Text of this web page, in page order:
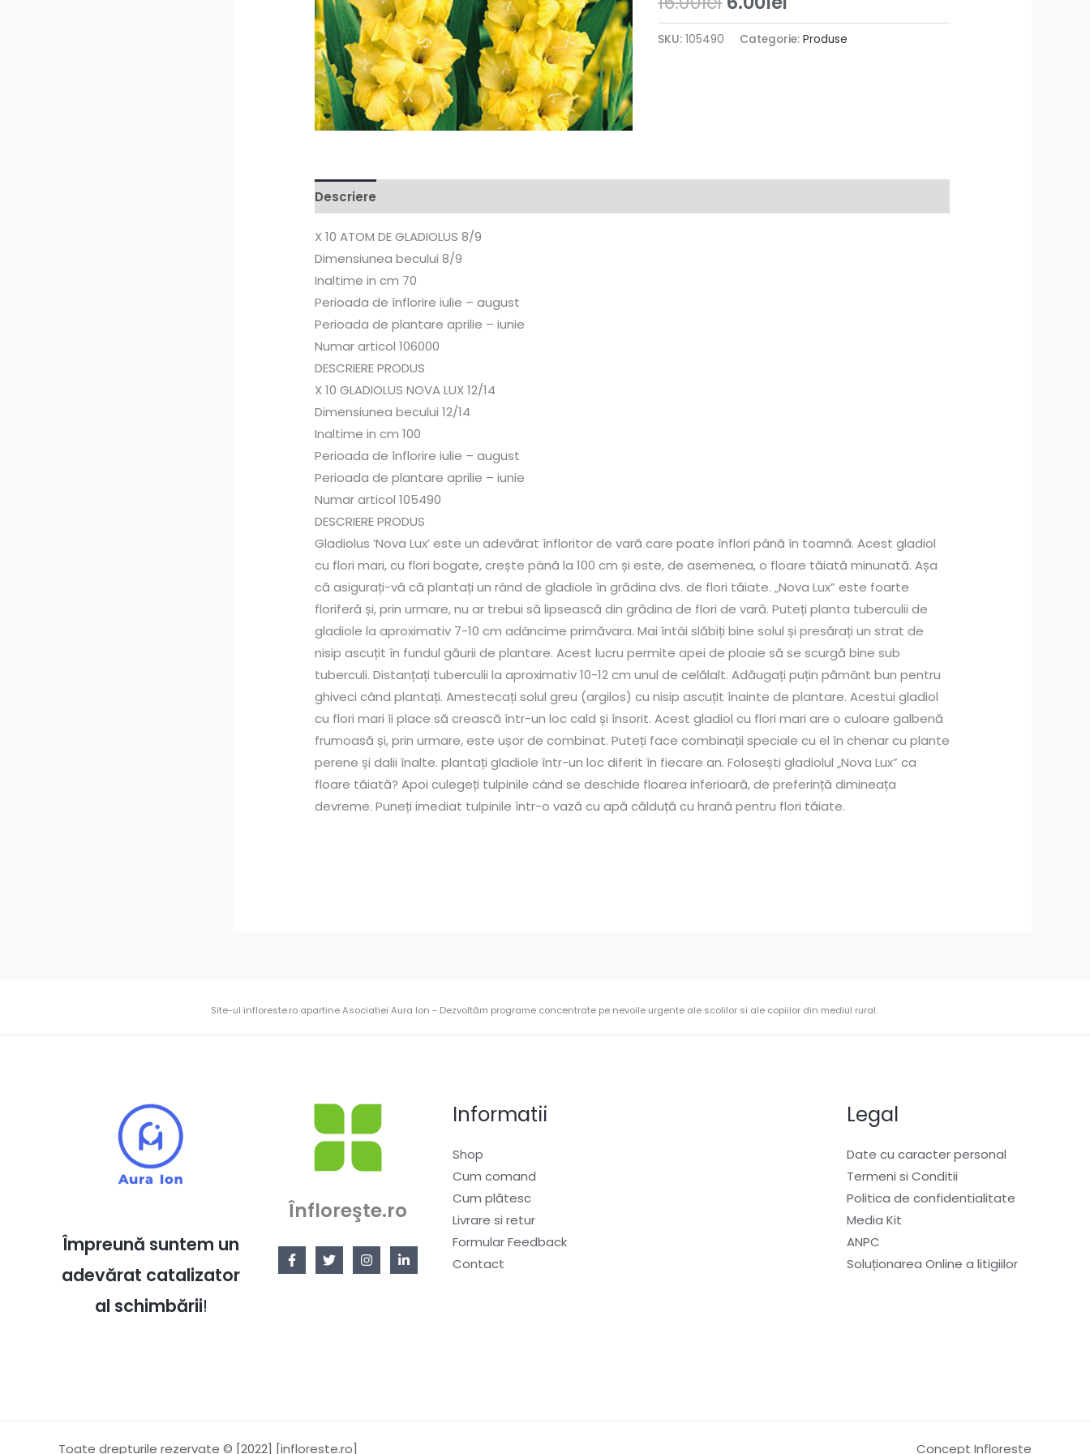
SKU:105490 Categorie:Produse
Descriere
X 10 ATOM DE GLADIOLUS 8/9
Dimensiunea becului 8/9
Inaltime in cm 70
Perioada de înflorire iulie – august
Perioada de plantare aprilie – iunie
Numar articol 106000
DESCRIERE PRODUS
X 10 GLADIOLUS NOVA LUX 12/14
Dimensiunea becului 12/14
Inaltime in cm 100
Perioada de înflorire iulie – august
Perioada de plantare aprilie – iunie
Numar articol 105490
DESCRIERE PRODUS
Gladiolus ‘Nova Lux’ este un adevărat înfloritor de vară care poate înflori până în toamnă. Acest gladiol
cu ​​flori mari, cu flori bogate, crește până la 100 cm și este, de asemenea, o floare tăiată minunată. Așa
că asigurați-vă că plantați un rând de gladiole în grădina dvs. de flori tăiate. „Nova Lux” este foarte
floriferă și, prin urmare, nu ar trebui să lipsească din grădina de flori de vară. Puteți planta tuberculii de
gladiole la aproximativ 7-10 cm adâncime primăvara. Mai întâi slăbiți bine solul și presărați un strat de
nisip ascuțit în fundul găurii de plantare. Acest lucru permite apei de ploaie să se scurgă bine sub
tuberculi. Distanțați tuberculii la aproximativ 10-12 cm unul de celălalt. Adăugați puțin pământ bun pentru
ghiveci când plantați. Amestecați solul greu (argilos) cu nisip ascuțit înainte de plantare. Acestui gladiol
cu ​​flori mari îi place să crească într-un loc cald și însorit. Acest gladiol cu ​​flori mari are o culoare galbenă
frumoasă și, prin urmare, este ușor de combinat. Puteți face combinații speciale cu el în chenar cu plante
perene și dalii înalte. plantați gladiole într-un loc diferit în fiecare an. Folosești gladiolul „Nova Lux” ca
floare tăiată? Apoi culegeți tulpinile când se deschide floarea inferioară, de preferință dimineața
devreme. Puneți imediat tulpinile într-o vază cu apă călduță cu hrană pentru flori tăiate.
Site-ul infloreste.ro apartine Asociatiei Aura Ion - Dezvoltăm programe concentrate pe nevoile urgente ale scolilor si ale copiilor din mediul rural.
Împreună suntem un
adevărat catalizator
al schimbării!
Înfloreşte.ro
Informatii
Shop
Cum comand
Cum plătesc
Livrare si retur
Formular Feedback
Contact
Legal
Date cu caracter personal
Termeni si Conditii
Politica de confidentialitate
Media Kit
ANPC
Soluționarea Online a litigiilor
Toate drepturile rezervate © [2022] [infloreste.ro] Concept Infloreste